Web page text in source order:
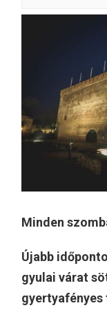
Minden
Újabb
gyulai várat
gyertyafényes